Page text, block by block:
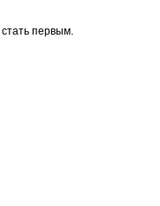
первым.